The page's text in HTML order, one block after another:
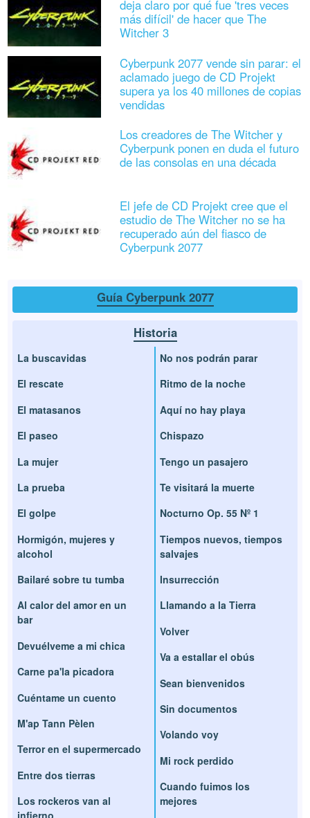
deja claro por qué fue 'tres veces
más difícil' de hacer que The
Witcher 3
Cyberpunk 2077 vende sin parar: el
aclamado juego de CD Projekt
supera ya los 40 millones de copias
vendidas
Los creadores de The Witcher y
Cyberpunk ponen en duda el futuro
de las consolas en una década
El jefe de CD Projekt cree que el
estudio de The Witcher no se ha
recuperado aún del fiasco de
Cyberpunk 2077
Guía Cyberpunk 2077
Historia
La buscavidas
El rescate
El matasanos
El paseo
La mujer
La prueba
El golpe
Hormigón, mujeres y
alcohol
Bailaré sobre tu tumba
Al calor del amor en un
bar
Devuélveme a mi chica
Carne pa'la picadora
Cuéntame un cuento
M'ap Tann Pèlen
Terror en el supermercado
Entre dos tierras
Los rockeros van al
No nos podrán parar
Ritmo de la noche
Aquí no hay playa
Chispazo
Tengo un pasajero
Te visitará la muerte
Nocturno Op. 55 Nº 1
Tiempos nuevos, tiempos
salvajes
Insurrección
Llamando a la Tierra
Volver
Va a estallar el obús
Sean bienvenidos
Sin documentos
Volando voy
Mi rock perdido
Cuando fuimos los
mejores